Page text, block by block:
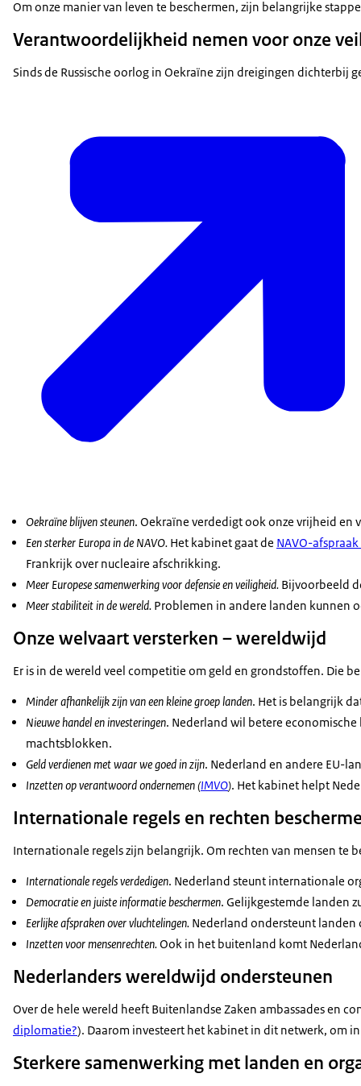
Om onze manier van leven te beschermen, zijn belangrijke
Verantwoordelijkheid nemen voor onze
Sinds de Russische oorlog in Oekraïne zijn dreigingen dichterbij
Oekraïne blijven steunen. Oekraïne verdedigt ook onze vrijheid en
Een sterker Europa in de NAVO. Het kabinet gaat de NAVO-
Frankrijk over nucleaire afschrikking.
Meer Europese samenwerking voor defensie en veiligheid. Bijvoorbeeld
Meer stabiliteit in de wereld. Problemen in andere landen kunnen
Onze welvaart versterken – wereldwijd
Er is in de wereld veel competitie om geld en grondstoffen. Die
Minder afhankelijk zijn van een kleine groep landen. Het is belangrijk
Nieuwe handel en investeringen. Nederland wil betere
machtsblokken.
Geld verdienen met waar we goed in zijn. Nederland en andere EU-
Inzetten op verantwoord ondernemen (IMVO). Het kabinet helpt
Internationale regels en rechten
Internationale regels zijn belangrijk. Om rechten van mensen te
Internationale regels verdedigen. Nederland steunt internationale
Democratie en juiste informatie beschermen. Gelijkgestemde landen
Eerlijke afspraken over vluchtelingen. Nederland ondersteunt landen
Inzetten voor mensenrechten.Ook in het buitenland komt
Nederlanders wereldwijd ondersteunen
Over de hele wereld heeft Buitenlandse Zaken ambassades en
diplomatie?). Daarom investeert het kabinet in dit netwerk, om
Sterkere samenwerking met landen en